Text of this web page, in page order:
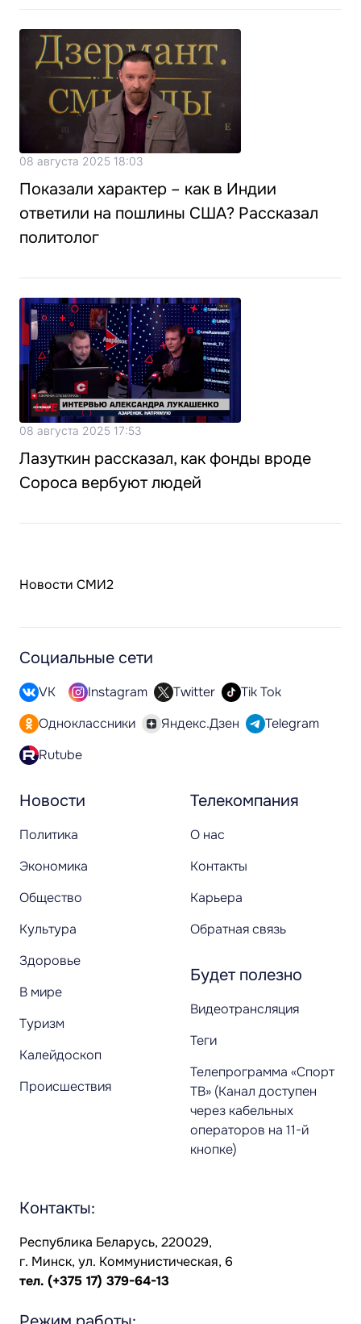
08 августа 2025 18:03
Показали характер – как в Индии
ответили на пошлины США? Рассказал
политолог
08 августа 2025 17:53
Лазуткин рассказал, как фонды вроде
Сороса вербуют людей
Новости СМИ2
Новости
Политика
Экономика
Общество
Культура
Здоровье
В мире
Туризм
Калейдоскоп
Происшествия
Телекомпания
О нас
Контакты
Карьера
Обратная связь
Будет полезно
Видеотрансляция
Теги
Телепрограмма «Спорт
ТВ» (Канал доступен
через кабельных
операторов на 11-й
кнопке)
Социальные сети
VK Instagram Twitter
Tik Tok
Одноклассники
Яндекс.Дзен
Telegram
Rutube
Контакты:
Республика Беларусь, 220029,
г. Минск, ул. Коммунистическая, 6
тел. (+375 17) 379-64-13